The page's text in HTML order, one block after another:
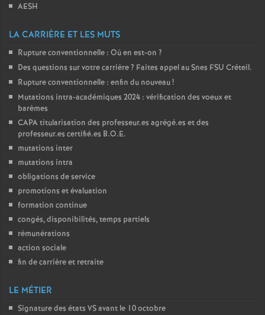
AESH
LA CARRIÈRE ET LES MUTS
Rupture conventionnelle : Où en est-on ?
Des questions sur votre carrière? Faites appel au Snes FSU Créteil.
Rupture conventionnelle : enfin du nouveau!
Mutations intra-académiques 2024 : vérification des voeux et
barèmes
CAPAtitularisation des professeur.es agrégé.es et des
professeur.es certifié.es B.O.E.
mutations inter
mutations intra
obligations de service
promotions et évaluation
formation continue
congés, disponibilités, temps partiels
rémunérations
action sociale
fin de carrière et retraite
LE MÉTIER
Signature des états VSavant le 10 octobre